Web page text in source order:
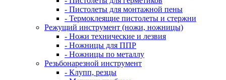
- Пистолеты для монтажной пены
- Термоклеящие пистолеты и стержни
Режущий инструмент (ножи, ножницы)
- Ножи технические и лезвия
- Ножницы для ППР
- Ножницы по металлу
Резьбонарезной инструмент
- Клупп, резцы